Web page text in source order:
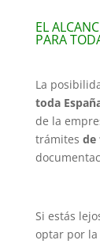
EL
PARA
La
toda
de la
trámites de
Si estás
optar por la